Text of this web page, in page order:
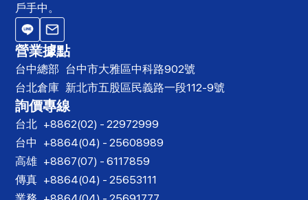
戶手中。
營業據點
台中總部 台中市大雅區中科路902號
台北倉庫 新北市五股區民義路一段112-9號
詢價專線
台北 +8862(02) - 22972999
台中 +8864(04) - 25608989
高雄 +8867(07) - 6117859
傳真 +8864(04) - 25653111